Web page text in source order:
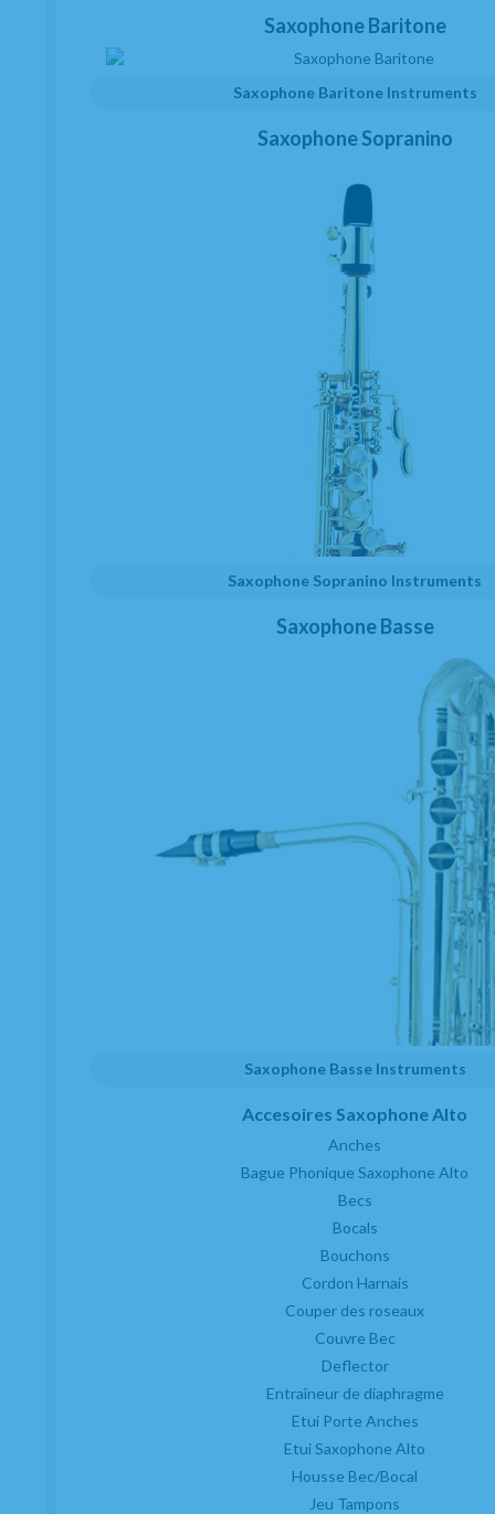
Saxophone Baritone
Saxophone Baritone Instruments
Saxophone Sopranino
Saxophone Sopranino Instruments
Saxophone Basse
Saxophone Basse Instruments
Accesoires Saxophone Alto
Anches
Bague Phonique Saxophone Alto
Becs
Bocals
Bouchons
Cordon Harnais
Couper des roseaux
Couvre Bec
Deflector
Entraîneur de diaphragme
Etui Porte Anches
Etui Saxophone Alto
Housse Bec/Bocal
Jeu Tampons
SERVICE TECHNIQUE AUTORISÉ